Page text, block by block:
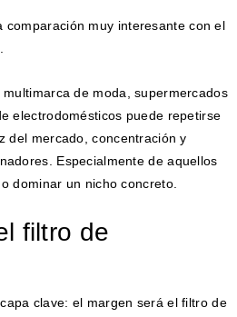
comparación muy interesante con el
de moda, supermercados
electrodomésticos puede repetirse
del mercado, concentración y
Especialmente de aquellos
dominar un nicho concreto.
filtro de
clave: el margen será el filtro de